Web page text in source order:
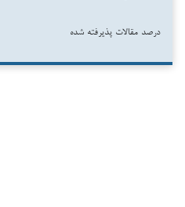
درصد مقالات پذیرفته شده